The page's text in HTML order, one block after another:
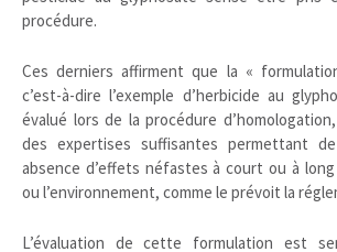
procédure.
Ces derniers affirment que la «
c’est-à-dire l’exemple d’herbicide au
évalué lors de la procédure
des expertises suffisantes permettant
absence d’effets néfastes à court ou à long
ou l’environnement, comme le prévoit la
L’évaluation de cette formulation est